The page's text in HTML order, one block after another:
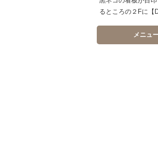
るところの２Fに【
メニュ